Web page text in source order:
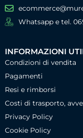
Whatsapp e tel.
INFORMAZIONI
Condizioni di vendita
Pagamenti
Resi e rimborsi
Costi di trasporto,
Privacy Policy
Cookie Policy